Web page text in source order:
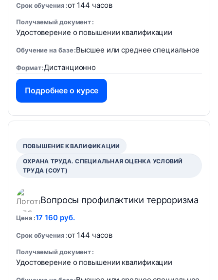
Срок обучения от 144 часов
Получаемый документ
Удостоверение о повышении квалификации
Обучение на базе Высшее или среднее специальное
Формат Дистанционно
Подробнее о курсе
ПОВЫШЕНИЕ КВАЛИФИКАЦИИ
ОХРАНА ТРУДА. СПЕЦИАЛЬНАЯ ОЦЕНКА УСЛОВИЙ
ТРУДА (СОУТ)
Вопросы профилактики терроризма
Цена 17 160 руб.
Срок обучения от 144 часов
Получаемый документ
Удостоверение о повышении квалификации